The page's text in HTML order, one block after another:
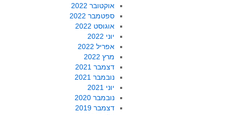
אוקטובר 2022
ספטמבר 2022
אוגוסט 2022
יוני 2022
אפריל 2022
מרץ 2022
דצמבר 2021
נובמבר 2021
יוני 2021
נובמבר 2020
דצמבר 2019